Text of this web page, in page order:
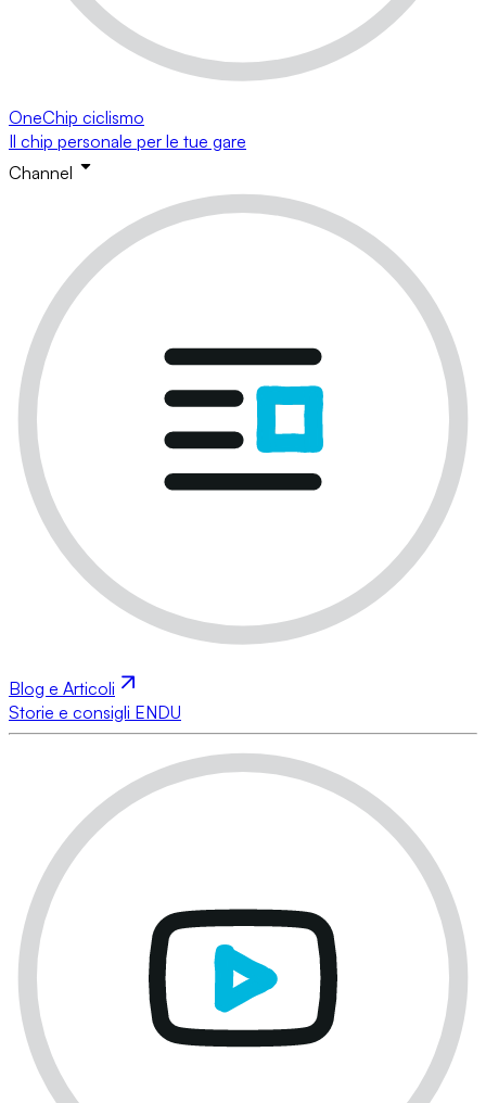
OneChip ciclismo
Il chip personale per le tue gare
Channel
Blog e Articoli
Storie e consigli ENDU